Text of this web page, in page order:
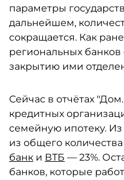
параметры
дальнейшем,
сокращается. Как
региональных банков
закрытию ими
Сейчас в отчётах
кредитных
семейную ипотеку. Из
из общего
банк и ВТБ — 23%.
банков, которые